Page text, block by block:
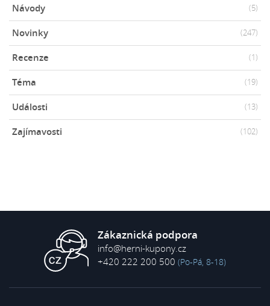
Návody (5)
Novinky (247)
Recenze (1)
Téma (19)
Události (13)
Zajímavosti (102)
Zákaznická podpora
info@herni-kupony.cz
+420 222 200 500 (Po-Pá, 8-18)